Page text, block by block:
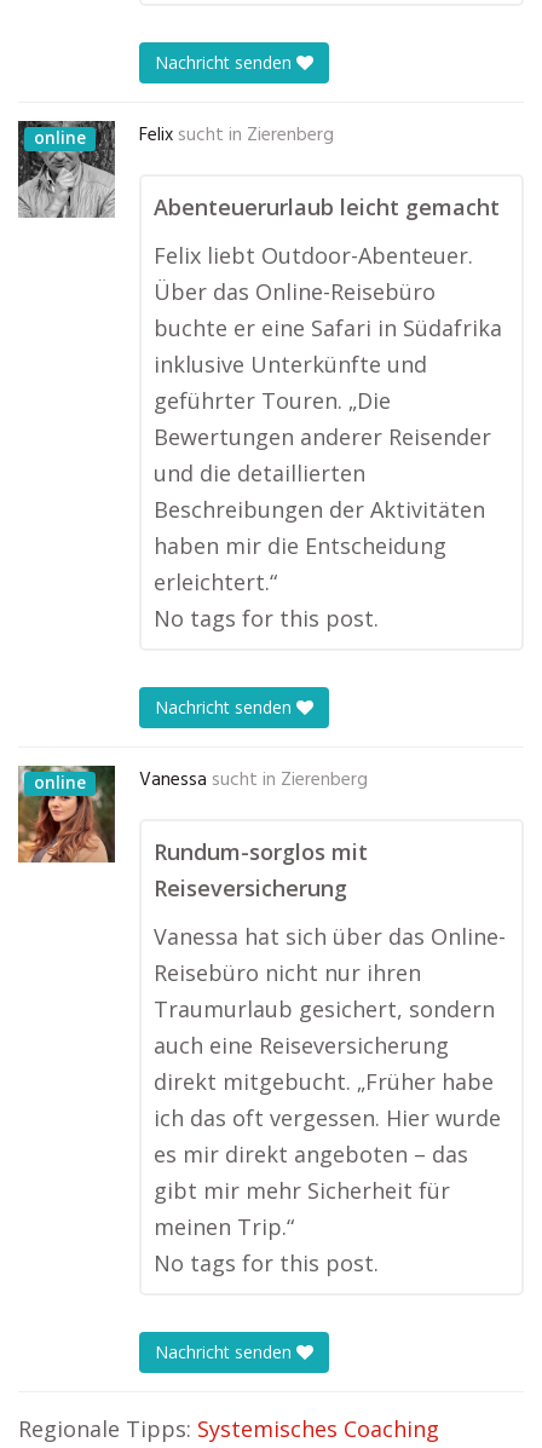
Nachricht senden
online Felix sucht in Zierenberg
Abenteuerurlaub leicht gemacht
Felix liebt Outdoor-Abenteuer.
Über das Online-Reisebüro
buchte er eine Safari in Südafrika
inklusive Unterkünfte und
geführter Touren. „Die
Bewertungen anderer Reisender
und die detaillierten
Beschreibungen der Aktivitäten
haben mir die Entscheidung
erleichtert.“
No tags for this post.
Nachricht senden
online Vanessa sucht in Zierenberg
Rundum-sorglos mit
Reiseversicherung
Vanessa hat sich über das Online-
Reisebüro nicht nur ihren
Traumurlaub gesichert, sondern
auch eine Reiseversicherung
direkt mitgebucht. „Früher habe
ich das oft vergessen. Hier wurde
es mir direkt angeboten – das
gibt mir mehr Sicherheit für
meinen Trip.“
No tags for this post.
Nachricht senden
Regionale Tipps: Systemisches Coaching